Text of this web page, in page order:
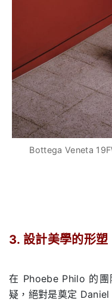
Bottega Veneta
3. 設計美學的形
在 Phoebe Philo 的
疑，絕對是奠定 Daniel